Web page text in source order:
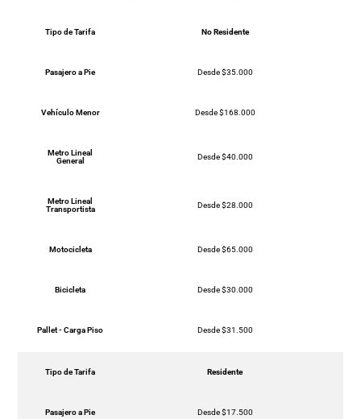
Tipo de Tarifa No Residente
Pasajero a Pie Desde $35.000
Vehículo Menor Desde $168.000
Metro Lineal
General
Desde $40.000
Metro Lineal
Transportista
Desde $28.000
Motocicleta Desde $65.000
Bicicleta Desde $30.000
Pallet - Carga Piso Desde $31.500
Tipo de Tarifa Residente
Pasajero a Pie Desde $17.500